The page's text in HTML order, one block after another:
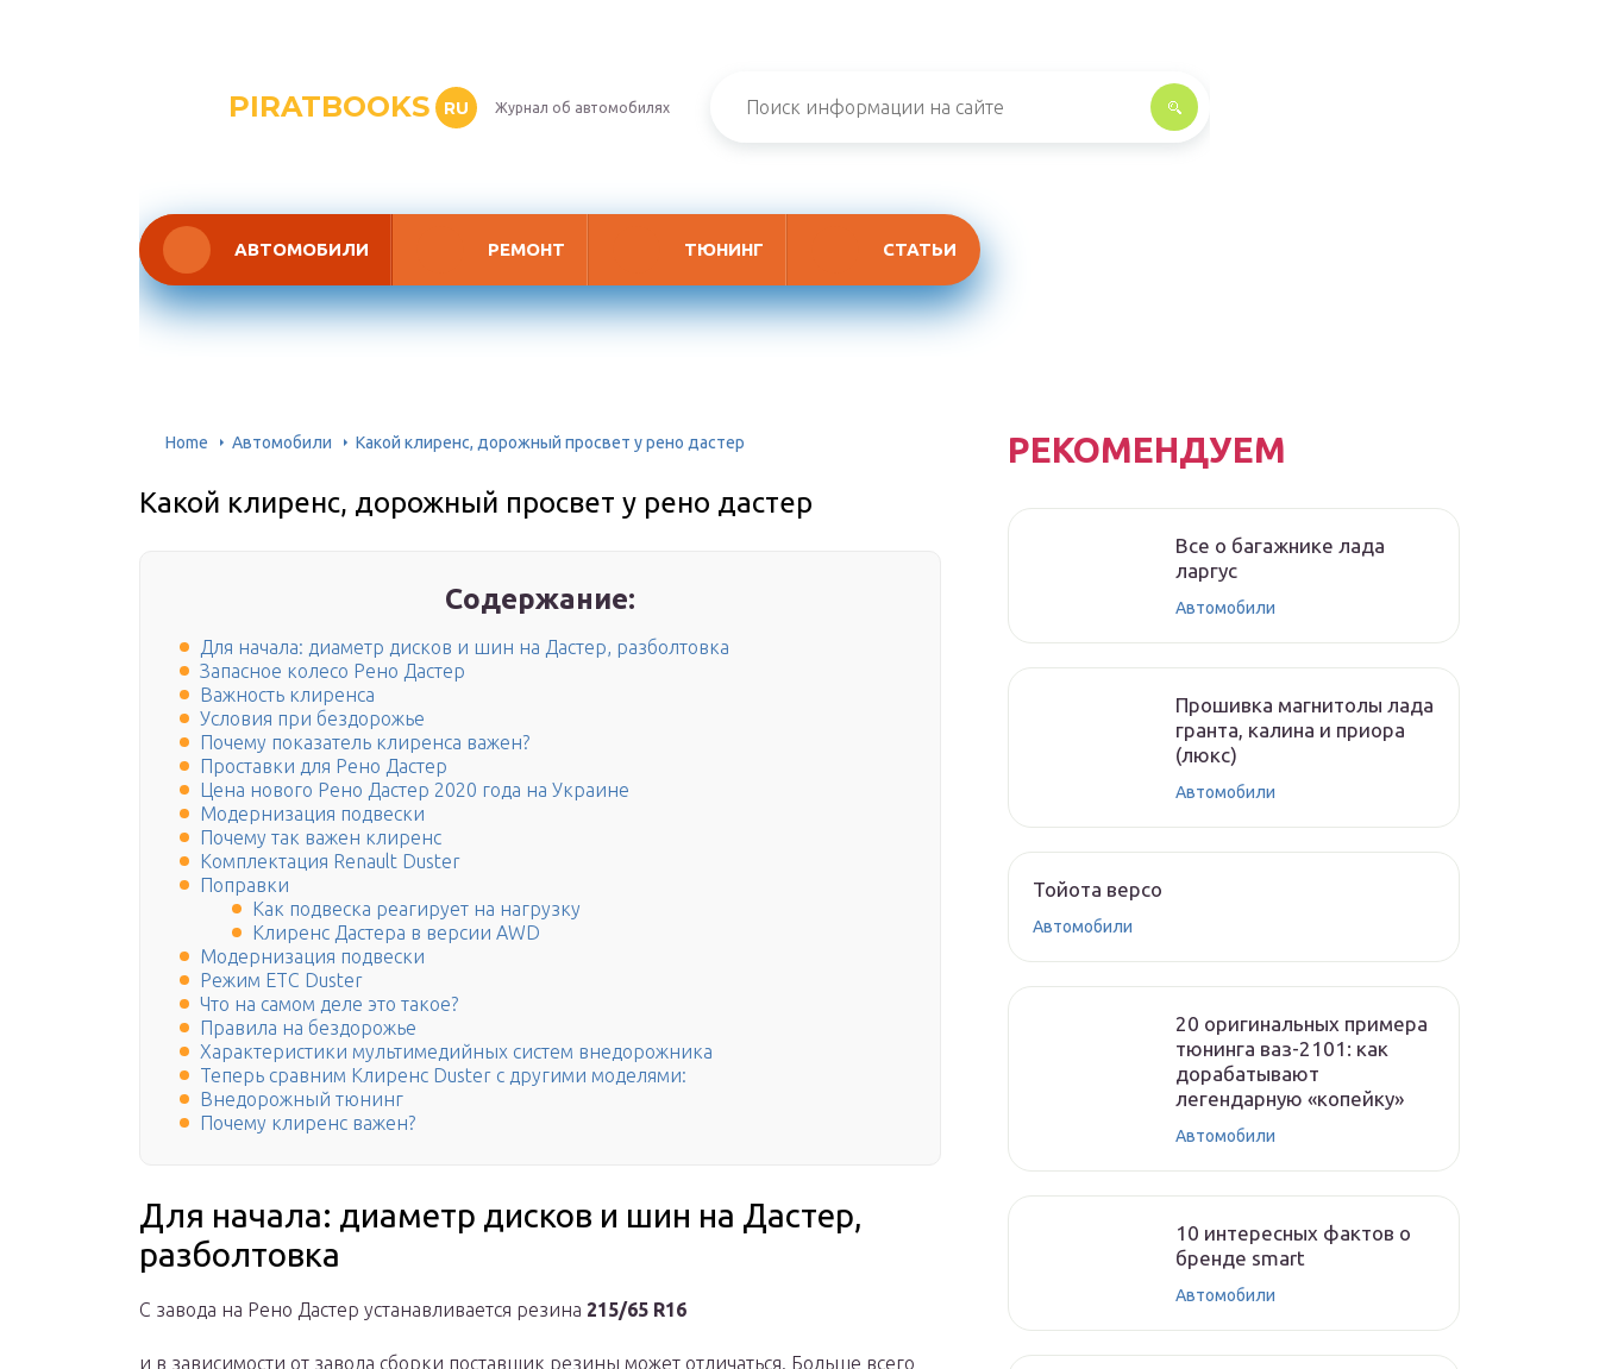
PIRATBOOKS RU Журнал об автомобилях
АВТОМОБИЛИ РЕМОНТ ТЮНИНГ СТАТЬИ
Home Автомобили Какой клиренс, дорожный просвет у рено дастер
Какой клиренс, дорожный просвет у рено дастер
Содержание:
Для начала: диаметр дисков и шин на Дастер, разболтовка
Запасное колесо Рено Дастер
Важность клиренса
Условия при бездорожье
Почему показатель клиренса важен?
Проставки для Рено Дастер
Цена нового Рено Дастер 2020 года на Украине
Модернизация подвески
Почему так важен клиренс
Комплектация Renault Duster
Поправки
Как подвеска реагирует на нагрузку
Клиренс Дастера в версии AWD
Модернизация подвески
Режим ЕТС Duster
Что на самом деле это такое?
Правила на бездорожье
Характеристики мультимедийных систем внедорожника
Теперь сравним Клиренс Duster с другими моделями:
Внедорожный тюнинг
Почему клиренс важен?
Для начала: диаметр дисков и шин на Дастер,
разболтовка
С завода на Рено Дастер устанавливается резина 215/65 R16
и в зависимости от завода сборки поставщик резины может отличаться. Больше всего
РЕКОМЕНДУЕМ
Все о багажнике лада
ларгус
Автомобили
Прошивка магнитолы лада
гранта, калина и приора
(люкс)
Автомобили
Тойота версо
Автомобили
20 оригинальных примера
тюнинга ваз-2101: как
дорабатывают
легендарную «копейку»
Автомобили
10 интересных фактов о
бренде smart
Автомобили